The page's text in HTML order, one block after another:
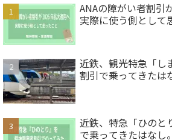
ANAの障がい者割引
実際に使う側として
近鉄、観光特急「し
割引で乗ってきたは
近鉄、特急「ひのと
で乗ってきたはなし。